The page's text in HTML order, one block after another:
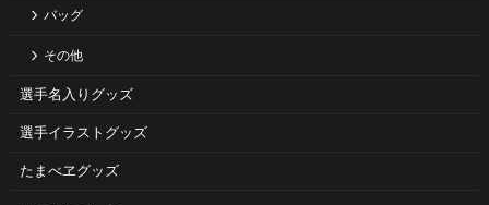
バッグ
その他
選手名入りグッズ
選手イラストグッズ
たまべヱグッズ